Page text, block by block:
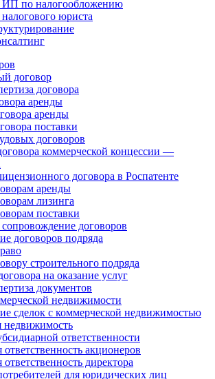
ИП по налогообложению
юриста
договор
договора
аренды
аренды
поставки
договоров
коммерческой концессии —
договора в Роспатенте
аренды
лизинга
поставки
договоров
договоров подряда
строительного подряда
на оказание услуг
документов
недвижимости
сделок с коммерческой недвижимостью
недвижимость
ответственности
акционеров
директора
для юридических лиц